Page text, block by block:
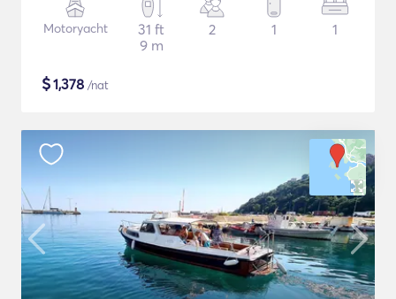
Motoryacht
31 ft
9 m
2 1 1
$1,378 /nat